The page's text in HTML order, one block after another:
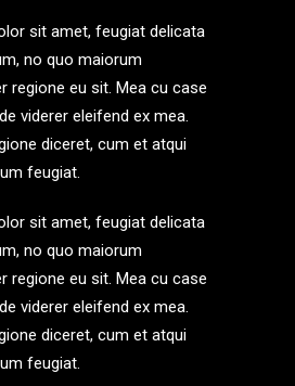
sit amet, feugiat delicata
no quo maiorum
regione eu sit. Mea cu case
viderer eleifend ex mea.
diceret, cum et atqui
feugiat.
sit amet, feugiat delicata
no quo maiorum
regione eu sit. Mea cu case
viderer eleifend ex mea.
diceret, cum et atqui
feugiat.